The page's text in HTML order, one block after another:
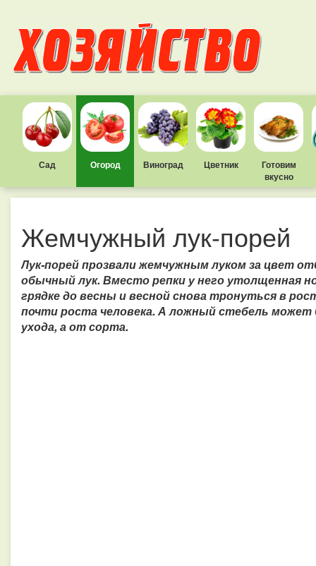
Сад Огород Виноград Цветник
Готовим
вкусно
Жемчужный лук-порей
Лук-порей прозвали жемчужным луком за цвет
обычный лук. Вместо репки у него утолщенная
грядке до весны и весной снова тронуться в
почти роста человека. А ложный стебель
ухода, а от сорта.